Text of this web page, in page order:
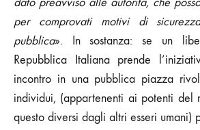
per comprovati motivi di
pubblica». In sostanza: se un
Repubblica Italiana prende
incontro in una pubblica piazza
individui, (appartenenti ai potenti del
questo diversi dagli altri esseri umani)